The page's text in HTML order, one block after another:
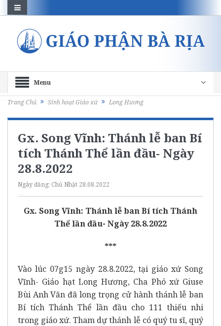
Menu
Trang Chủ Sinh hoạt Giáo xứ Long Hương
Gx. Song Vĩnh: Thánh lễ ban Bí
tích Thánh Thể lần đầu- Ngày
28.8.2022
Ngày đăng: Chủ Nhật 28.08.2022
Gx. Song Vĩnh: Thánh lễ ban Bí tích Thánh
Thể lần đầu- Ngày 28.8.2022
***
Vào lúc 07g15 ngày 28.8.2022, tại giáo xứ Song
Vĩnh- Giáo hạt Long Hương, Cha Phó xứ Giuse
Bùi Anh Văn đã long trọng cử hành thánh lễ ban
Bí tích Thánh Thể lần đầu cho 111 thiếu nhi
trong giáo xứ. Tham dự thánh lễ có quý tu sĩ, quý